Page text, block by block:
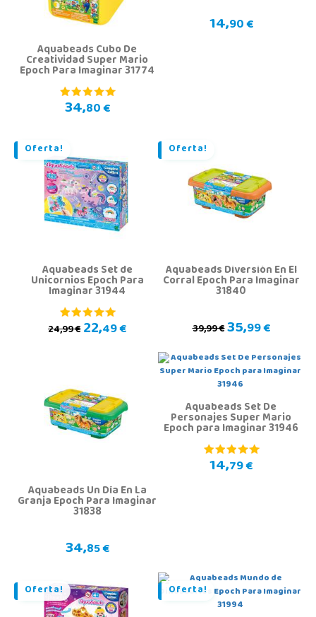
Aquabeads Cubo De
Creatividad Super Mario
Epoch Para Imaginar 31774
34,80 €
14,90 €
Oferta!
Aquabeads Set de
Unicornios Epoch Para
Imaginar 31944
24,99 €22,49 €
Oferta!
Aquabeads Diversión En El
Corral Epoch Para Imaginar
31840
39,99 €35,99 €
Aquabeads Un Día En La
Granja Epoch Para Imaginar
31838
34,85 €
Aquabeads Set De
Personajes Super Mario
Epoch para Imaginar 31946
14,79 €
Oferta! Oferta!